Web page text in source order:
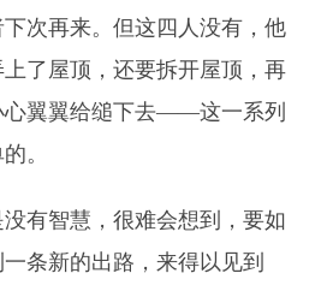
次再来。但这四人没有，他
了屋顶，还要拆开屋顶，再
心翼翼给缒下去——这一系列
。
有智慧，很难会想到，要如
条新的出路，来得以见到